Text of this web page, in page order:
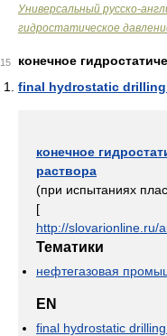
Универсальный русско-
гидростатическое
15
конечное
final hydrostatic
конечное
раствора
(при испытаниях
[
http://slovarionline.ru/
Тематики
нефтегазовая
EN
final hydrostatic